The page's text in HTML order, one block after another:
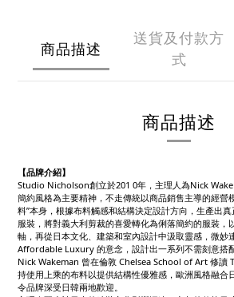
商品描述
送貨及付款方
式
商品描述
【品牌介紹】
Studio Nicholson創立於201 0年，主理人為Nick
簡約風格為主要精神，不走傳統以商品銷售主導的經營
料”本身，根據布料觸感和結構決定設計方向，生產出
服裝，將對義大利剪裁的喜愛轉化為俐落簡約的服裝，
軸，再從日本文化、建築和室內設計中汲取靈感，微妙
Affordable Luxury 的意念，設計出一系列不需刻意搭
Nick Wakeman 曾在倫敦 Chelsea School of Art 修讀
持使用上乘的布料以提供結構性優雅感，歐洲風格融合
令品牌深受日韓兩地歡迎。